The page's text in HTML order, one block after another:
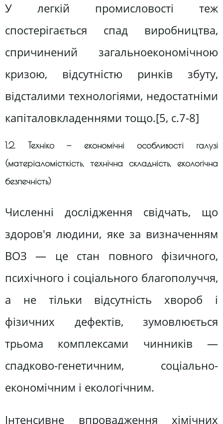
У легкій промисловості теж
спостерігається спад виробництва,
спричинений загальноекономічною
кризою, відсутністю ринків збуту,
відсталими технологіями, недостатніми
капіталовкладеннями тощо.[5, c.7-8]
1.2. Техніко — економічні особливості галузі
(матеріаломісткість, технічна складність, екологічна
безпечність)
Численні дослідження свідчать, що
здоров'я людини, яке за визначенням
ВОЗ — це стан повного фізичного,
психічного і соціального благополуччя,
а не тільки відсутність хвороб і
фізичних дефектів, зумовлюється
трьома комплексами чинників —
спадково-генетичним, соціально-
економічним і екологічним.
Інтенсивне впровадження хімічних